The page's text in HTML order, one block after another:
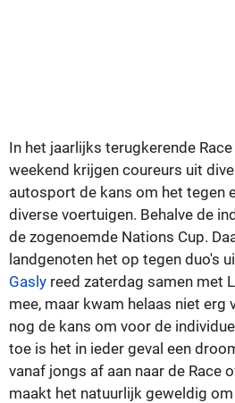
In het jaarlijks terugkerende
weekend krijgen coureurs uit
autosport de kans om het tegen
diverse voertuigen. Behalve de
de zogenoemde Nations Cup.
landgenoten het op tegen duo's
Gasly reed zaterdag samen met
mee, maar kwam helaas niet erg
nog de kans om voor de
toe is het in ieder geval een
vanaf jongs af aan naar de Race
maakt het natuurlijk geweldig om